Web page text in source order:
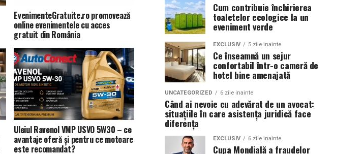
EvenimenteGratuite.ro promovează
online evenimentele cu acces
gratuit din România
Uleiul Ravenol VMP USVO 5W30 – ce
avantaje oferă și pentru ce motoare
este recomandat?
Cum contribuie închirierea
toaletelor ecologice la un
eveniment verde
EXCLUSIV 5 zile inainte
Ce înseamnă un sejur
confortabil într-o cameră de
hotel bine amenajată
UNCATEGORIZED 6 zile inainte
Când ai nevoie cu adevărat de un avocat:
situațiile în care asistența juridică face
diferența
EXCLUSIV 6 zile inainte
Cupa Mondială a fraudelor